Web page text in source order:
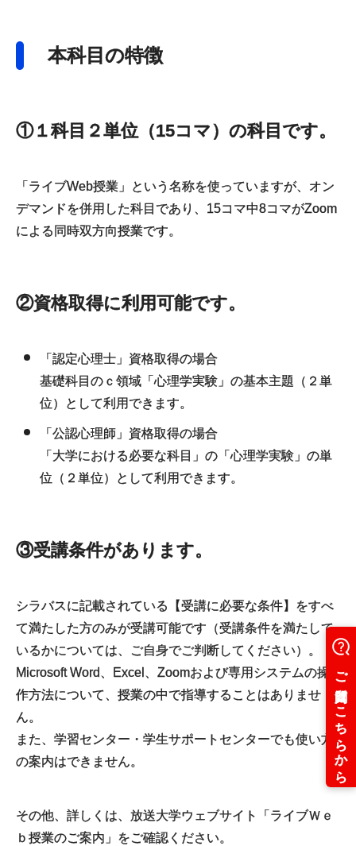
本科目の特徴
①１科目２単位（15コマ）の科目です。
「ライブWeb授業」という名称を使っていますが、オン
デマンドを併用した科目であり、15コマ中8コマがZoom
による同時双方向授業です。
②資格取得に利用可能です。
「認定心理士」資格取得の場合
基礎科目のｃ領域「心理学実験」の基本主題（２単
位）として利用できます。
「公認心理師」資格取得の場合
「大学における必要な科目」の「心理学実験」の単
位（２単位）として利用できます。
③受講条件があります。
シラバスに記載されている【受講に必要な条件】をすべ
て満たした方のみが受講可能です（受講条件を満たして
いるかについては、ご自身でご判断してください）。
Microsoft Word、Excel、Zoomおよび専用システムの操
作方法について、授業の中で指導することはありませ
ん。
また、学習センター・学生サポートセンターでも使い方
の案内はできません。
その他、詳しくは、放送大学ウェブサイト「ライブＷｅ
ｂ授業のご案内」をご確認ください。